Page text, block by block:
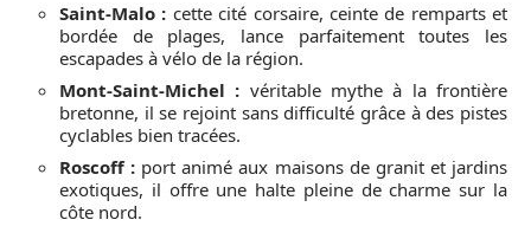
Saint-Malo : cette cité corsaire, ceinte de remparts et
bordée de plages, lance parfaitement toutes les
escapades à vélo de la région.
Mont-Saint-Michel : véritable mythe à la frontière
bretonne, il se rejoint sans difficulté grâce à des pistes
cyclables bien tracées.
Roscoff : port animé aux maisons de granit et jardins
exotiques, il offre une halte pleine de charme sur la
côte nord.